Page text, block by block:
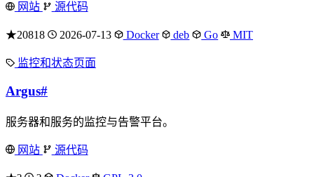
网站 源代码
★20818 2026-07-13 Docker deb Go MIT
监控和状态页面
Argus#
服务器和服务的监控与告警平台。
网站 源代码